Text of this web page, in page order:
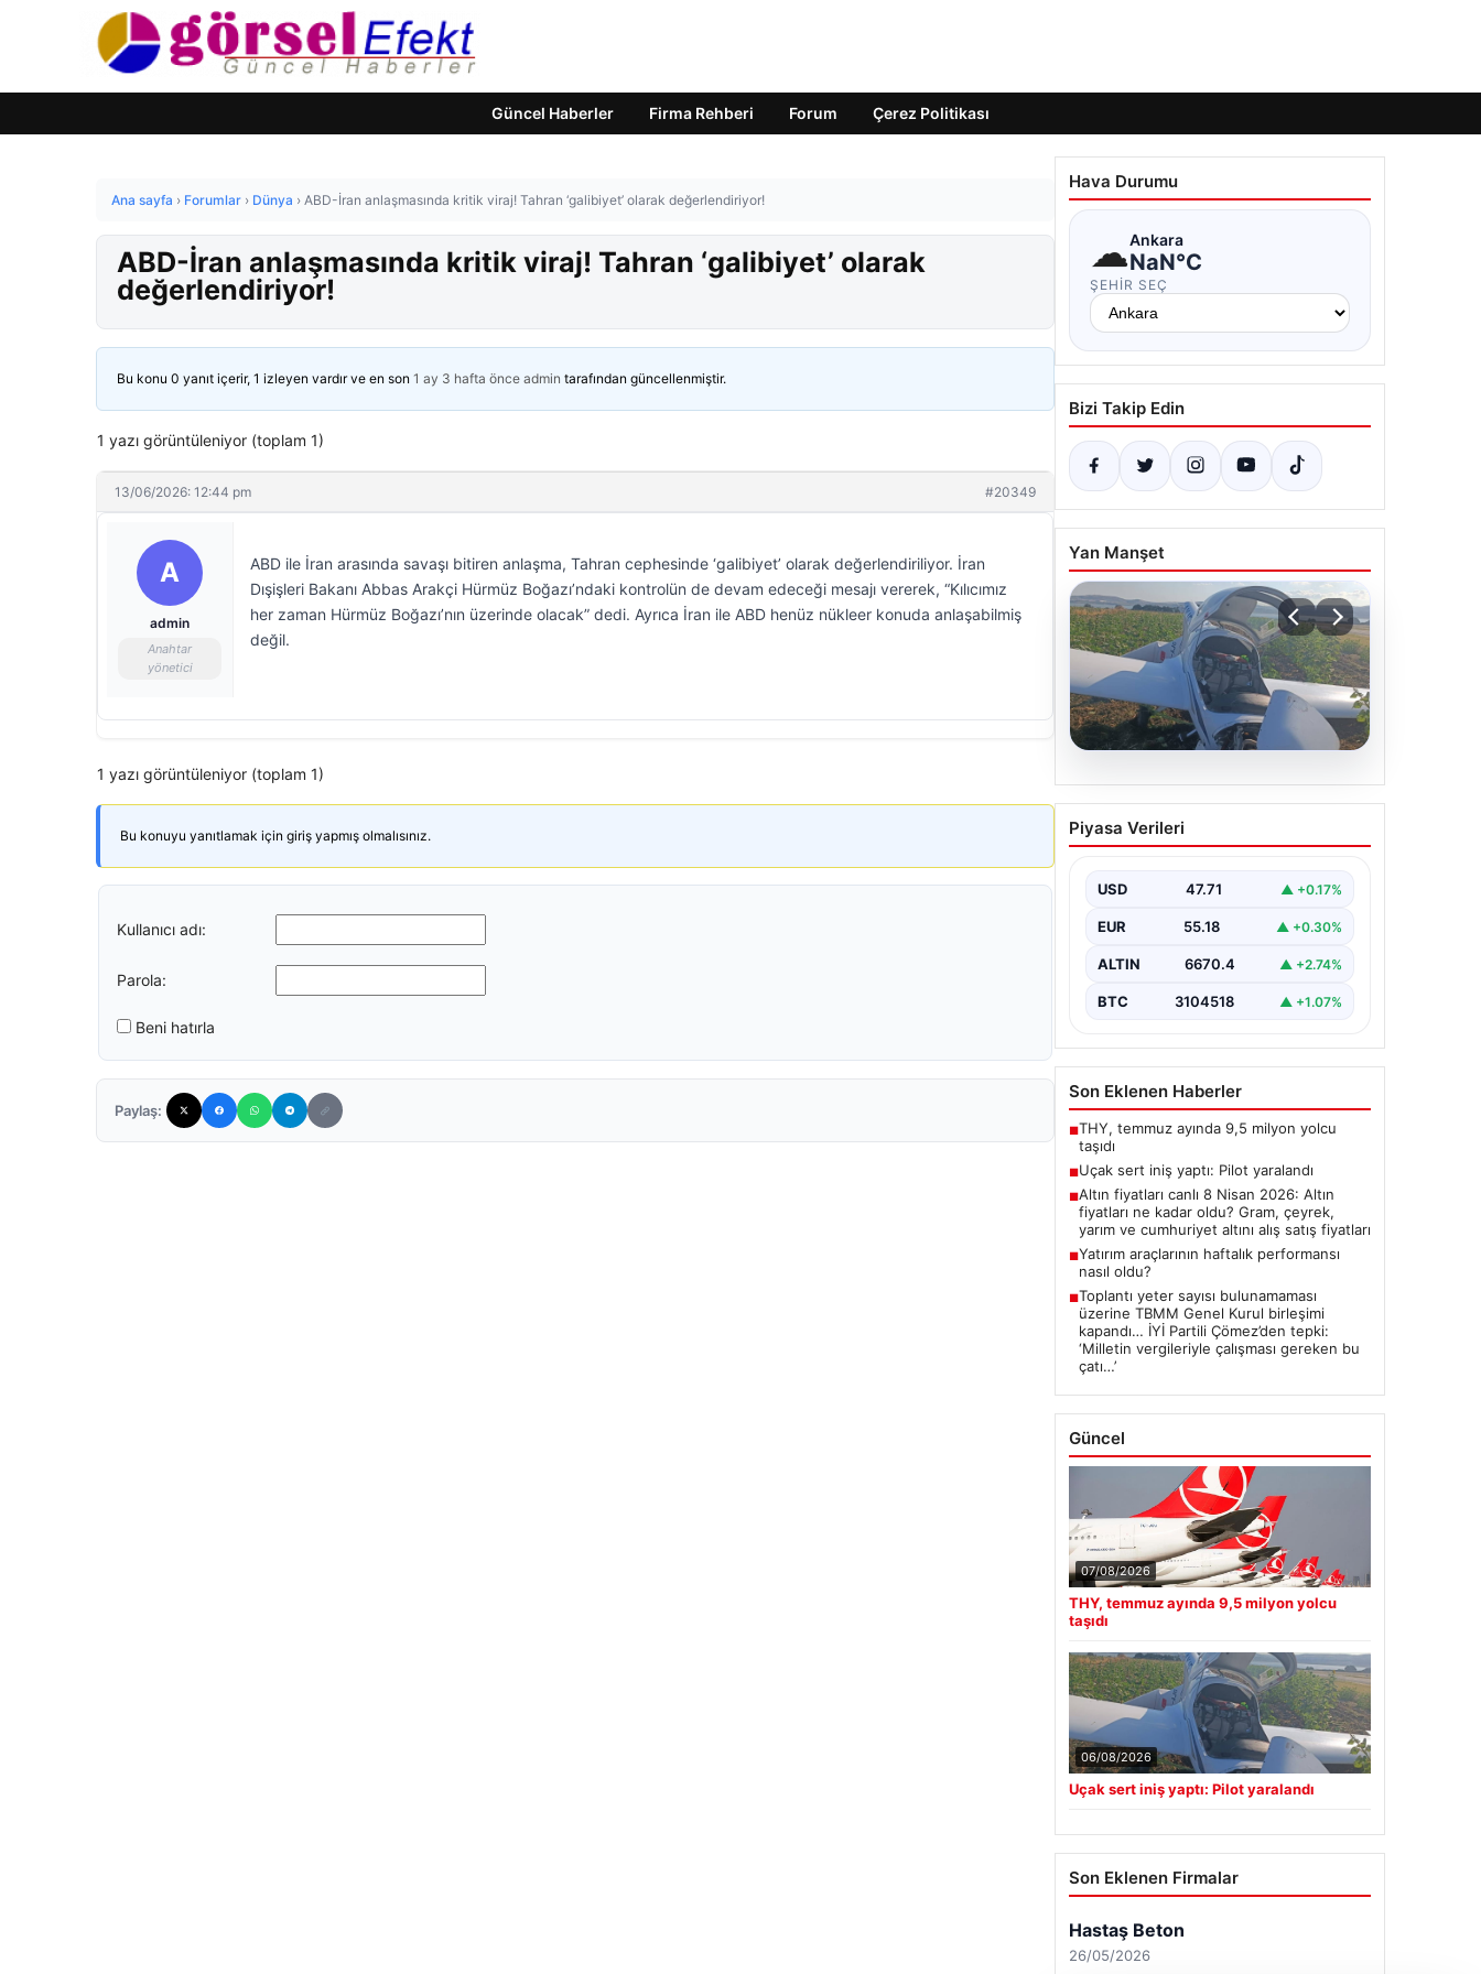
Güncel Haberler Firma Rehberi Forum Çerez Politikası
Ana sayfa › Forumlar › Dünya › ABD-İran anlaşmasında kritik viraj! Tahran ‘galibiyet’ olarak değerlendiriyor!
ABD-İran anlaşmasında kritik viraj! Tahran ‘galibiyet’ olarak
değerlendiriyor!
Bu konu 0 yanıt içerir, 1 izleyen vardır ve en son 1 ay 3 hafta önce admin tarafından güncellenmiştir.
1 yazı görüntüleniyor (toplam 1)
13/06/2026: 12:44 pm #20349
A
admin
Anahtar
yönetici
ABD ile İran arasında savaşı bitiren anlaşma, Tahran cephesinde ‘galibiyet’ olarak değerlendiriliyor. İran
Dışişleri Bakanı Abbas Arakçi Hürmüz Boğazı’ndaki kontrolün de devam edeceği mesajı vererek, “Kılıcımız
her zaman Hürmüz Boğazı’nın üzerinde olacak” dedi. Ayrıca İran ile ABD henüz nükleer konuda anlaşabilmiş
değil.
1 yazı görüntüleniyor (toplam 1)
Bu konuyu yanıtlamak için giriş yapmış olmalısınız.
Kullanıcı adı:
Parola:
Beni hatırla
Paylaş:
Hava Durumu
☁Ankara
NaN°C
ŞEHIR SEÇ
Bizi Takip Edin
Yan Manşet
06.08.2026
Uçak sert iniş yaptı: Pilot
yaralandı
Piyasa Verileri
USD 47.71 ▲ +0.17%
EUR 55.18 ▲ +0.30%
ALTIN 6670.4 ▲ +2.74%
BTC 3104518 ▲ +1.07%
Son Eklenen Haberler
■THY, temmuz ayında 9,5 milyon yolcu
taşıdı
■Uçak sert iniş yaptı: Pilot yaralandı
■Altın fiyatları canlı 8 Nisan 2026: Altın
fiyatları ne kadar oldu? Gram, çeyrek,
yarım ve cumhuriyet altını alış satış fiyatları
■Yatırım araçlarının haftalık performansı
nasıl oldu?
■Toplantı yeter sayısı bulunamaması
üzerine TBMM Genel Kurul birleşimi
kapandı… İYİ Partili Çömez’den tepki:
‘Milletin vergileriyle çalışması gereken bu
çatı…’
Güncel
07/08/2026
THY, temmuz ayında 9,5 milyon yolcu
taşıdı
06/08/2026
Uçak sert iniş yaptı: Pilot yaralandı
Son Eklenen Firmalar
Hastaş Beton
26/05/2026